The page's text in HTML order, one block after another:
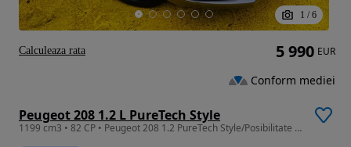
1 / 6
Peugeot 208 1.2 L PureTech Style
1199 cm3 • 82 CP • Peugeot 208 1.2 PureTech Style/Posibilitate Rate
5 990 EUR
Conform mediei
Calculeaza rata